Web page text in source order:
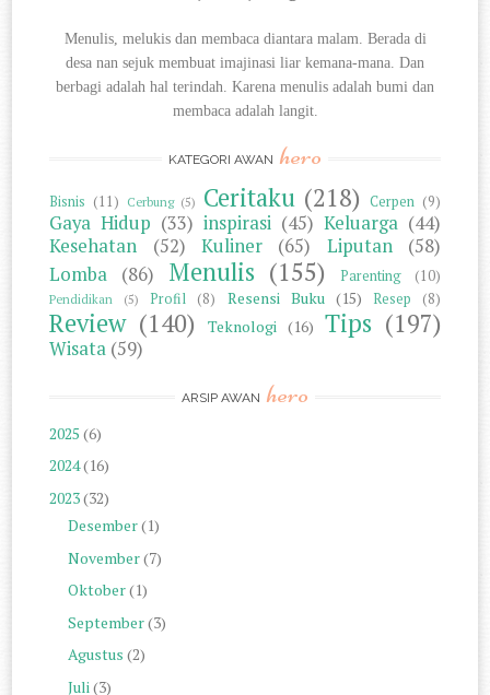
Menulis, melukis dan membaca diantara malam. Berada di
desa nan sejuk membuat imajinasi liar kemana-mana. Dan
berbagi adalah hal terindah. Karena menulis adalah bumi dan
membaca adalah langit.
KATEGORI AWAN hero
Bisnis (11) Cerbung (5) Ceritaku (218) Cerpen (9)
Gaya Hidup (33) inspirasi (45) Keluarga (44)
Kesehatan
(52) Kuliner (65) Liputan
(58)
Lomba
(86) Menulis (155) Parenting (10)
Pendidikan (5) Profil (8) Resensi Buku (15) Resep (8)
Review (140) Teknologi (16) Tips (197)
Wisata (59)
ARSIP AWAN hero
2025 (6)
2024(16)
2023(32)
Desember(1)
November(7)
Oktober(1)
September(3)
Agustus (2)
Juli(3)